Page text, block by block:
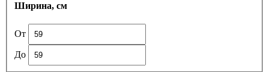
Ширина, см
От
До